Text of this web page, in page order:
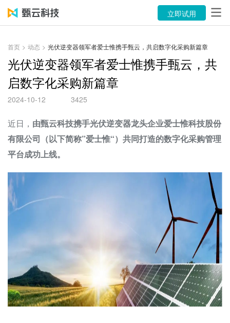
产品
案例
资源中心
售前咨询：400-116-6869
售后服务：400-116-0808
立即试用
首页 > 动态 > 光伏逆变器领军者爱士惟携手甄云，共启数字化采购新篇章
光伏逆变器领军者爱士惟携手甄云，共
启数字化采购新篇章
2024-10-12 3425
近日， 由甄云科技携手光伏逆变器龙头企业爱士惟科技股份
有限公司（以下简称”爱士惟“）共同打造的数字化采购管理
平台成功上线。